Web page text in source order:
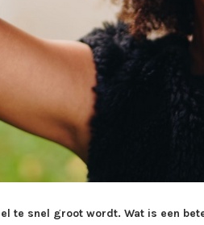
te snel groot wordt. Wat is een